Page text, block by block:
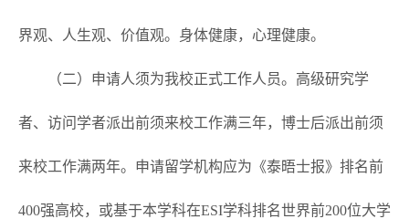
界观、人生观、价值观。身体健康，心理健康。
（二）申请人须为我校正式工作人员。高级研究学
者、访问学者派出前须来校工作满三年，博士后派出前须
来校工作满两年。申请留学机构应为《泰晤士报》排名前
400强高校，或基于本学科在ESI学科排名世界前200位大学